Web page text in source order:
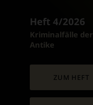
Heft 4/2026
:
Kriminalfälle der
Antike
ZUM HEFT